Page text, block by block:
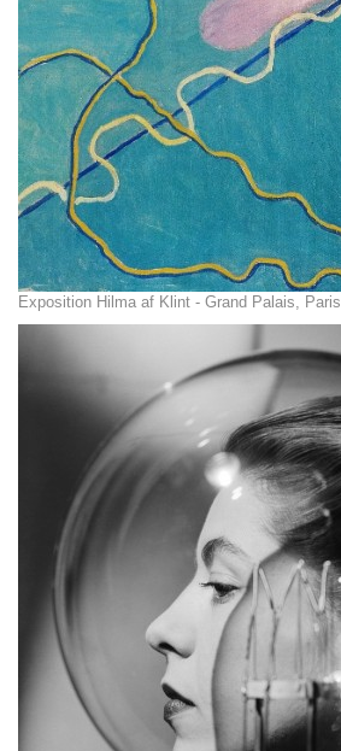
Exposition Hilma af Klint - Grand Palais, Paris